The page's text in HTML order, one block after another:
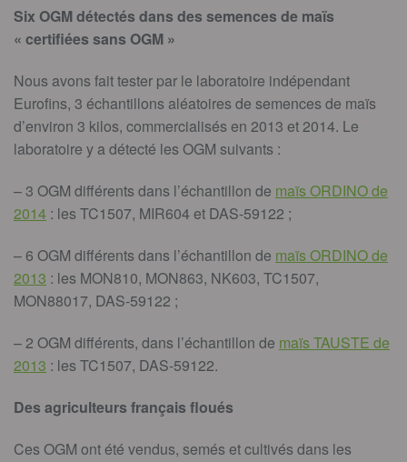
Six OGM détectés dans des semences de maïs
« certifiées sans OGM »
Nous avons fait tester par le laboratoire indépendant
Eurofins, 3 échantillons aléatoires de semences de maïs
d’environ 3 kilos, commercialisés en 2013 et 2014. Le
laboratoire y a détecté les OGM suivants :
– 3 OGM différents dans l’échantillon de maïs ORDINO de
2014 : les TC1507, MIR604 et DAS-59122 ;
– 6 OGM différents dans l’échantillon de maïs ORDINO de
2013 : les MON810, MON863, NK603, TC1507,
MON88017, DAS-59122 ;
– 2 OGM différents, dans l’échantillon de maïs TAUSTE de
2013 : les TC1507, DAS-59122.
Des agriculteurs français floués
Ces OGM ont été vendus, semés et cultivés dans les